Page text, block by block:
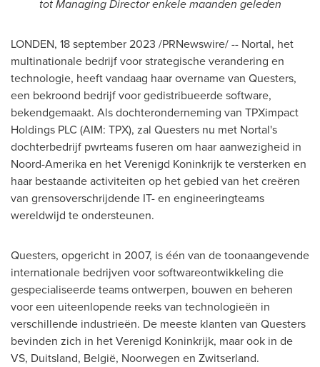
tot Managing Director enkele maanden geleden
LONDEN, 18 september 2023 /PRNewswire/ -- Nortal, het
multinationale bedrijf voor strategische verandering en
technologie, heeft vandaag haar overname van Questers,
een bekroond bedrijf voor gedistribueerde software,
bekendgemaakt. Als dochteronderneming van TPXimpact
Holdings PLC (AIM: TPX), zal Questers nu met Nortal's
dochterbedrijf pwrteams fuseren om haar aanwezigheid in
Noord-Amerika en het Verenigd Koninkrijk te versterken en
haar bestaande activiteiten op het gebied van het creëren
van grensoverschrijdende IT- en engineeringteams
wereldwijd te ondersteunen.
Questers, opgericht in 2007, is één van de toonaangevende
internationale bedrijven voor softwareontwikkeling die
gespecialiseerde teams ontwerpen, bouwen en beheren
voor een uiteenlopende reeks van technologieën in
verschillende industrieën. De meeste klanten van Questers
bevinden zich in het Verenigd Koninkrijk, maar ook in de
VS, Duitsland, België, Noorwegen en Zwitserland.